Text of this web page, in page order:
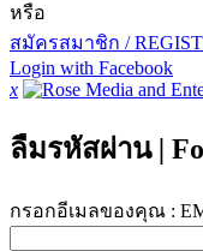
หรือ
สมัครสมาชิก /
Login with Facebook
x
ลืมรหัสผ่าน |
กรอกอีเมลของคุณ :